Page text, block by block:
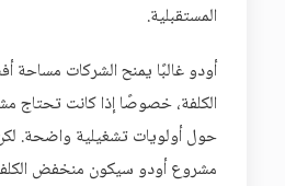
المستقبلية.
أودو غالبًا يمنح الشركات مساحة
الكلفة، خصوصًا إذا كانت تحتاج
حول أولويات تشغيلية واضحة.
مشروع أودو سيكون منخفض الكلفة